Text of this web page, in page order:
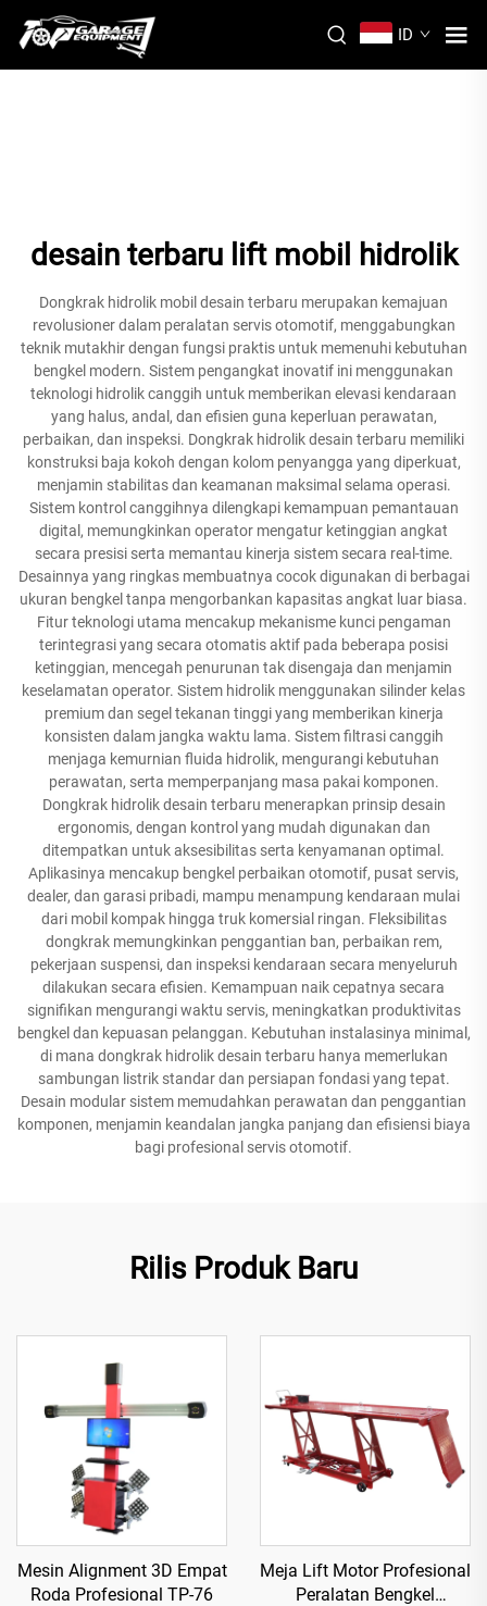
ID
desain terbaru lift mobil hidrolik
Dongkrak hidrolik mobil desain terbaru merupakan kemajuan
revolusioner dalam peralatan servis otomotif, menggabungkan
teknik mutakhir dengan fungsi praktis untuk memenuhi kebutuhan
bengkel modern. Sistem pengangkat inovatif ini menggunakan
teknologi hidrolik canggih untuk memberikan elevasi kendaraan
yang halus, andal, dan efisien guna keperluan perawatan,
perbaikan, dan inspeksi. Dongkrak hidrolik desain terbaru memiliki
konstruksi baja kokoh dengan kolom penyangga yang diperkuat,
menjamin stabilitas dan keamanan maksimal selama operasi.
Sistem kontrol canggihnya dilengkapi kemampuan pemantauan
digital, memungkinkan operator mengatur ketinggian angkat
secara presisi serta memantau kinerja sistem secara real-time.
Desainnya yang ringkas membuatnya cocok digunakan di berbagai
ukuran bengkel tanpa mengorbankan kapasitas angkat luar biasa.
Fitur teknologi utama mencakup mekanisme kunci pengaman
terintegrasi yang secara otomatis aktif pada beberapa posisi
ketinggian, mencegah penurunan tak disengaja dan menjamin
keselamatan operator. Sistem hidrolik menggunakan silinder kelas
premium dan segel tekanan tinggi yang memberikan kinerja
konsisten dalam jangka waktu lama. Sistem filtrasi canggih
menjaga kemurnian fluida hidrolik, mengurangi kebutuhan
perawatan, serta memperpanjang masa pakai komponen.
Dongkrak hidrolik desain terbaru menerapkan prinsip desain
ergonomis, dengan kontrol yang mudah digunakan dan
ditempatkan untuk aksesibilitas serta kenyamanan optimal.
Aplikasinya mencakup bengkel perbaikan otomotif, pusat servis,
dealer, dan garasi pribadi, mampu menampung kendaraan mulai
dari mobil kompak hingga truk komersial ringan. Fleksibilitas
dongkrak memungkinkan penggantian ban, perbaikan rem,
pekerjaan suspensi, dan inspeksi kendaraan secara menyeluruh
dilakukan secara efisien. Kemampuan naik cepatnya secara
signifikan mengurangi waktu servis, meningkatkan produktivitas
bengkel dan kepuasan pelanggan. Kebutuhan instalasinya minimal,
di mana dongkrak hidrolik desain terbaru hanya memerlukan
sambungan listrik standar dan persiapan fondasi yang tepat.
Desain modular sistem memudahkan perawatan dan penggantian
komponen, menjamin keandalan jangka panjang dan efisiensi biaya
bagi profesional servis otomotif.
Rilis Produk Baru
Mesin Alignment 3D Empat
Roda Profesional TP-76
Meja Lift Motor Profesional
Peralatan Bengkel